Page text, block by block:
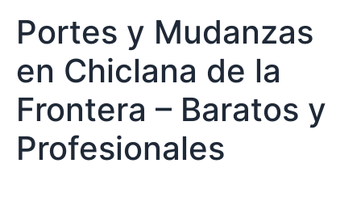
Portes y Mudanzas
en Chiclana de la
Frontera – Baratos y
Profesionales